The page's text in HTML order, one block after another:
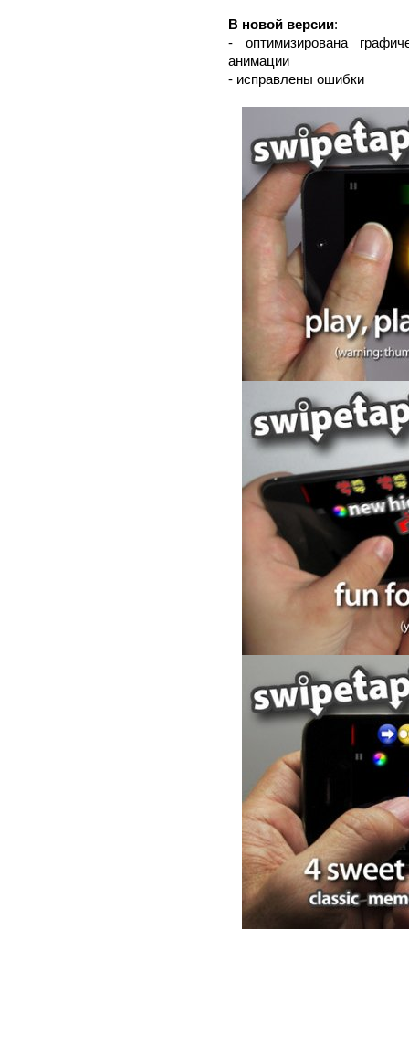
В новой версии:
- оптимизирована
анимации
- исправлены ошибки